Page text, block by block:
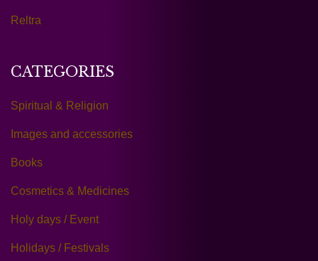
Reltra
CATEGORIES
Spiritual & Religion
Images and accessories
Books
Cosmetics & Medicines
Holy days / Event
Holidays / Festivals